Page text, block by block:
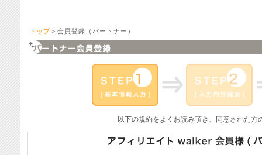
トップ ＞会員登録（パートナー）
以下の規約をよくお読み頂き、同意された方